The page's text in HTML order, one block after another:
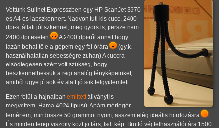
Vettünk Sulinet Expresszben egy HP ScanJet 3970-
es A4-es lapszkennert. Nagyon tuti kis cucc, 2400
dpi-s, állati jól szkennel, meg gyors is, persze nem
2400 dpi esetén
A 2400 dpi-ről annyit hogy
lazán behal tőle a gépem egy fél órára
(gy.k.
használhatatlan sebességre zuhan) A cuccra
elsődlegesen azért volt szükség, hogy
beszkennelhessük a régi analóg fényképeinket,
amiből ugye jó sok év alatt jó sok felgyülemlett.
Ezen felül a hajnalban említett állványt is
megvettem. Hama 4024 típusú. Apám mérlegén
lemértem, mindössze 50 grammot nyom, asszem elég ideális hordozásra
És minden terep viszony közt jó társ, lsd. kép. Bruttó végfelhasználói ára 1500